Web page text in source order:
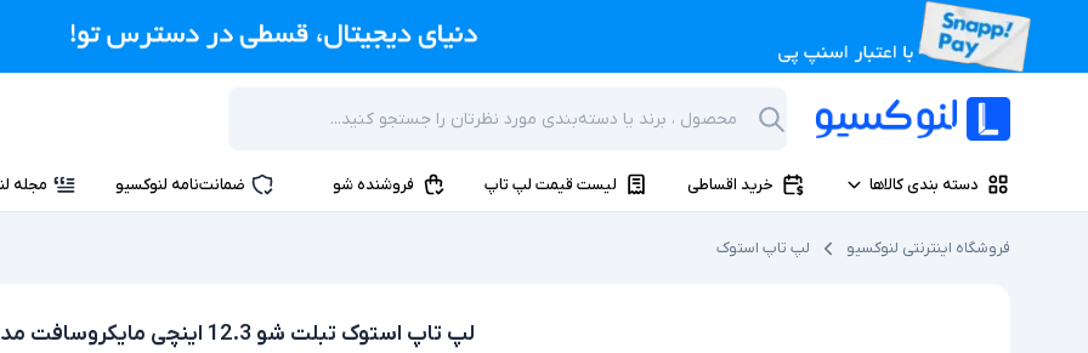
دسته بندی کالاها خرید اقساطی لیست قیمت لپ تاپ فروشنده شو ضمانت‌نامه لنوکسیو مجله
فروشگاه اینترنتی لنوکسیو لپ تاپ استوک